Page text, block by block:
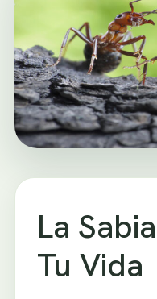
La
Tu Vida